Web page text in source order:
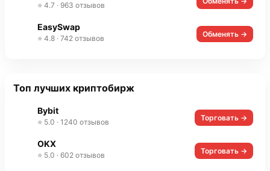
⭐ 4.7 · 963 отзывов
EasySwap
⭐ 4.8 · 742 отзывов Обменять →
Топ лучших криптобирж
Bybit
⭐ 5.0 · 1240 отзывов Торговать →
OKX
⭐ 5.0 · 602 отзывов Торговать →